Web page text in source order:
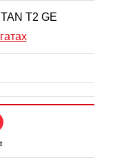
T2 GE